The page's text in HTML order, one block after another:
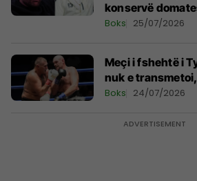
konservë
Boks 25/07/2026
Meçi i fshehtë i
nuk e
Boks 24/07/2026